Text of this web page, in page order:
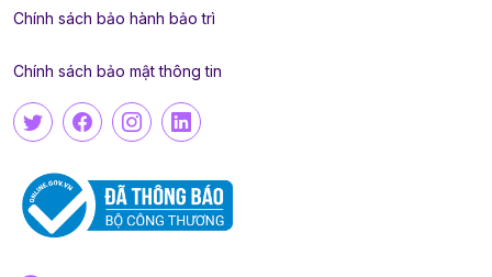
Chính sách bảo hành bảo trì
Chính sách bảo mật thông tin